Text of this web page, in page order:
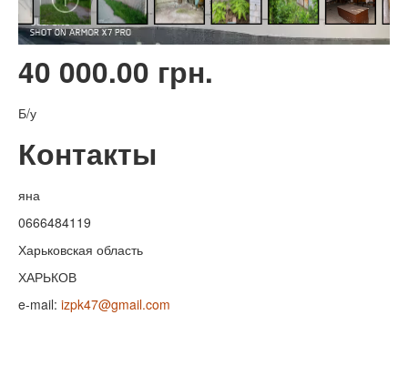
40 000.00 грн.
Б/у
Контакты
яна
0666484119
Харьковская область
ХАРЬКОВ
e-mail: izpk47@gmail.com